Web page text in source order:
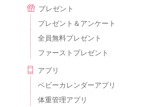
プレゼント
プレゼント＆アンケート
全員無料プレゼント
ファーストプレゼント
アプリ
ベビーカレンダーアプリ
体重管理アプリ